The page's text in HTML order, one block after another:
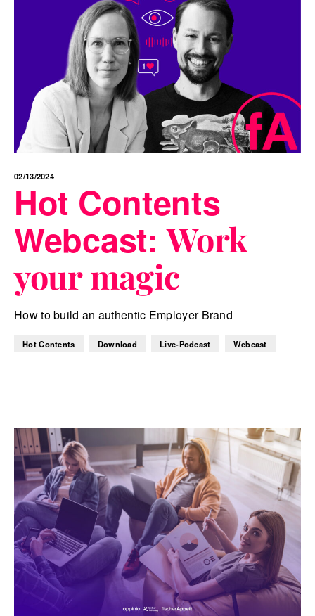
02/13/2024
Hot Contents
Webcast:Work
your magic
How to build an authentic Employer Brand
Hot Contents Download Live-Podcast Webcast